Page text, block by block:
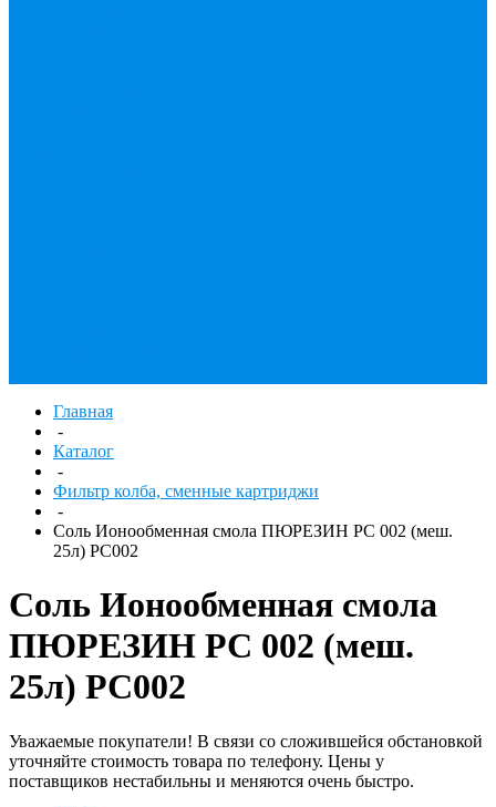
Главная
-
Каталог
-
Фильтр колба, сменные картриджи
-
Соль Ионообменная смола ПЮРЕЗИН РС 002 (меш.
25л) РС002
Соль Ионообменная смола
ПЮРЕЗИН РС 002 (меш.
25л) РС002
Уважаемые покупатели! В связи со сложившейся обстановкой
уточняйте стоимость товара по телефону. Цены у
поставщиков нестабильны и меняются очень быстро.